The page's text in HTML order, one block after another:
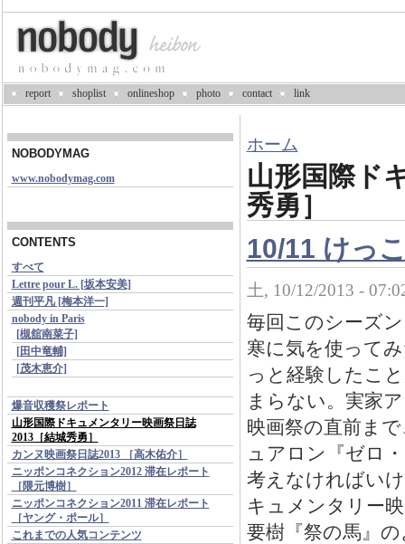
report shoplist onlineshop photo contact link
NOBODYMAG
www.nobodymag.com
CONTENTS
すべて
Lettre pour L. [坂本安美]
週刊平凡 [梅本洋一]
nobody in Paris
[槻舘南菜子]
[田中竜輔]
[茂木恵介]
爆音収穫祭レポート
山形国際ドキュメンタリー映画祭日誌
2013［結城秀勇］
カンヌ映画祭日誌2013 ［高木佑介］
ニッポンコネクション2012 滞在レポート
［隈元博樹］
ニッポンコネクション2011 滞在レポート
［ヤング・ポール］
これまでの人気コンテンツ
ホーム
山形国際ド
秀勇］
10/11 けっ
土, 10/12/2013 -
毎回このシーズ
寒に気を使って
っと経験したこ
まらない。実家
映画祭の直前ま
ュアロン『ゼロ
考えなければい
キュメンタリー
要樹『祭の馬』